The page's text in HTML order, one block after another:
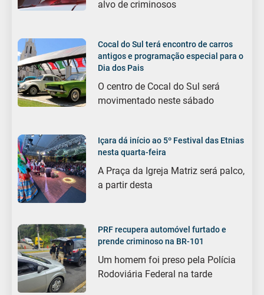
alvo de criminosos
Cocal do Sul terá encontro de carros
antigos e programação especial para o
Dia dos Pais
O centro de Cocal do Sul será
movimentado neste sábado
Içara dá início ao 5º Festival das Etnias
nesta quarta-feira
A Praça da Igreja Matriz será palco,
a partir desta
PRF recupera automóvel furtado e
prende criminoso na BR-101
Um homem foi preso pela Polícia
Rodoviária Federal na tarde